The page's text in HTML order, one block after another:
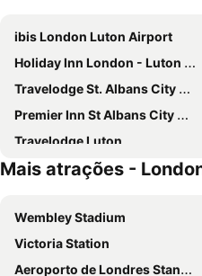
ibis London Luton Airport
Holiday Inn London - Luton Airport By Ihg
Travelodge St. Albans City Centre
Premier Inn St Albans City Centre
Travelodge Luton
Holiday Inn Express Hemel Hempstead by IHG
Holiday Inn Express Stevenage By Ihg
ICON Hotel
Premier Inn Kings Langley
Mais atrações -
Wembley Stadium
Victoria Station
Aeroporto de Londres Stansted